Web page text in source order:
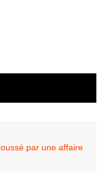
par une affaire